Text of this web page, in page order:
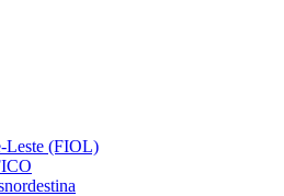
Leste (FIOL)